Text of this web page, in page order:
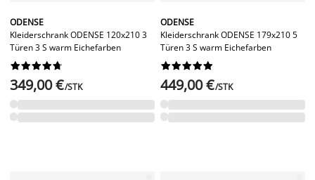
ODENSE
Kleiderschrank ODENSE 120x210 3
Türen 3 S warm Eichefarben






349,00 €/STK
ODENSE
Kleiderschrank ODENSE 179x210 5
Türen 3 S warm Eichefarben






449,00 €/STK